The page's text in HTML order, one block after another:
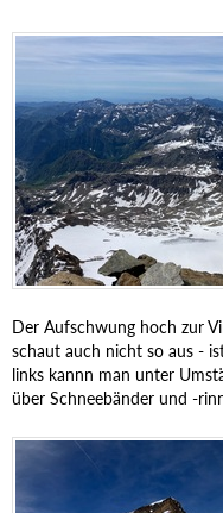
Der Aufschwung hoch zur
schaut auch nicht so aus -
links kannn man unter
über Schneebänder und -